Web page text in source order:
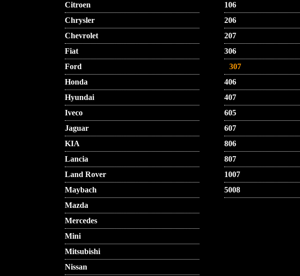
Citroen
Chrysler
Chevrolet
Fiat
Ford
Honda
Hyundai
Iveco
Jaguar
KIA
Lancia
Land Rover
Maybach
Mazda
Mercedes
Mini
Mitsubishi
Nissan
106
206
207
306
307
406
407
605
607
806
807
1007
5008